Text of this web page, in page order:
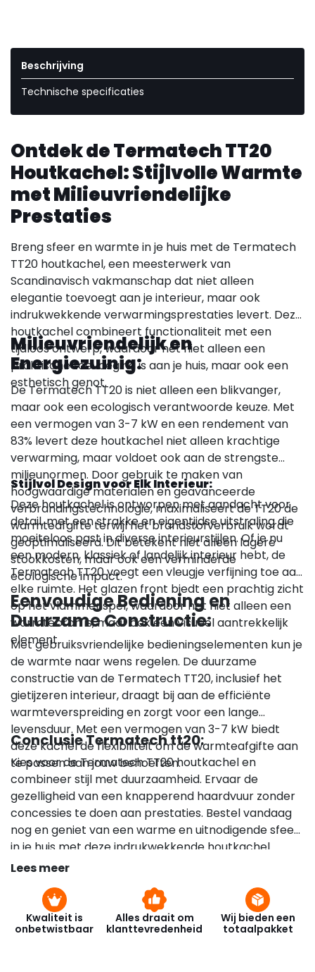
Beschrijving
Technische specificaties
Ontdek de Termatech TT20
Houtkachel: Stijlvolle Warmte
met Milieuvriendelijke
Prestaties
Breng sfeer en warmte in je huis met de Termatech
TT20 houtkachel, een meesterwerk van
Scandinavisch vakmanschap dat niet alleen
elegantie toevoegt aan je interieur, maar ook
indrukwekkende verwarmingsprestaties levert. Deze
houtkachel combineert functionaliteit met een
tijdloos ontwerp, waardoor het niet alleen een
praktische toevoeging is aan je huis, maar ook een
esthetisch genot.
Milieuvriendelijk en
Energiezuinig:
De Termatech TT20 is niet alleen een blikvanger,
maar ook een ecologisch verantwoorde keuze. Met
een vermogen van 3-7 kW en een rendement van
83% levert deze houtkachel niet alleen krachtige
verwarming, maar voldoet ook aan de strengste
milieunormen. Door gebruik te maken van
hoogwaardige materialen en geavanceerde
verbrandingstechnologie, maximaliseert de TT20 de
warmteafgifte terwijl het brandstofverbruik wordt
geoptimaliseerd. Dit betekent niet alleen lagere
stookkosten, maar ook een verminderde
ecologische impact.
Stijlvol Design voor Elk Interieur:
Deze houtkachel is ontworpen met aandacht voor
detail, met een strakke en eigentijdse uitstraling die
moeiteloos past in diverse interieurstijlen. Of je nu
een modern, klassiek of landelijk interieur hebt, de
Termatech TT20 voegt een vleugje verfijning toe aan
elke ruimte. Het glazen front biedt een prachtig zicht
op het vlammenspel, waardoor het niet alleen een
warmtebron is, maar ook een visueel aantrekkelijk
element.
Eenvoudige Bediening en
Duurzame Constructie:
Met gebruiksvriendelijke bedieningselementen kun je
de warmte naar wens regelen. De duurzame
constructie van de Termatech TT20, inclusief het
gietijzeren interieur, draagt bij aan de efficiënte
warmteverspreiding en zorgt voor een lange
levensduur. Met een vermogen van 3-7 kW biedt
deze kachel de flexibiliteit om de warmteafgifte aan
te passen aan jouw behoeften.
Conclusie Termatech tt20:
Kies voor de Termatech TT20 houtkachel en
combineer stijl met duurzaamheid. Ervaar de
gezelligheid van een knapperend haardvuur zonder
concessies te doen aan prestaties. Bestel vandaag
nog en geniet van een warme en uitnodigende sfeer
in je huis met deze indrukwekkende houtkachel.
Geïnteresseerd in het volledige assortiment van
Lees meer
Kwaliteit is
onbetwistbaar
Alles draait om
klanttevredenheid
Wij bieden een
totaalpakket